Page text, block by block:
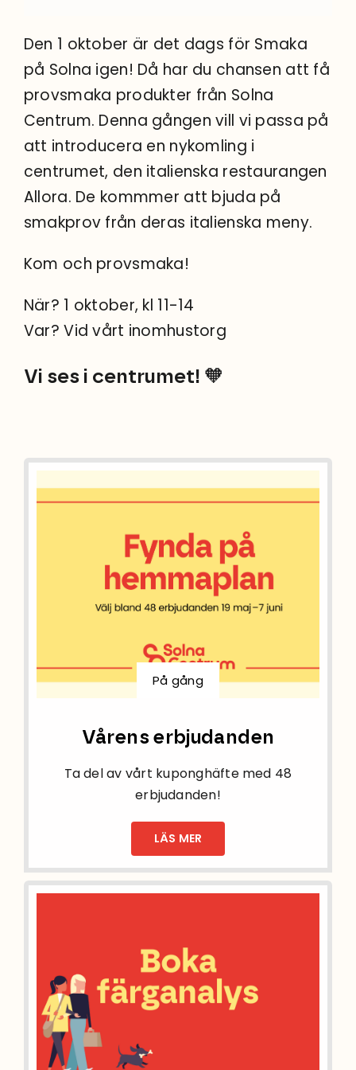
Den 1 oktober är det dags för Smaka
på Solna igen! Då har du chansen att få
provsmaka produkter från Solna
Centrum. Denna gången vill vi passa på
att introducera en nykomling i
centrumet, den italienska restaurangen
Allora. De kommmer att bjuda på
smakprov från deras italienska meny.
Kom och provsmaka!
När? 1 oktober, kl 11-14
Var? Vid vårt inomhustorg
Vi ses i centrumet! 🧡
På gång
Vårens erbjudanden
Ta del av vårt kuponghäfte med 48
erbjudanden!
LÄS MER